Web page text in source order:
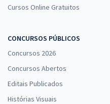
Cursos Online Gratuitos
CONCURSOS PÚBLICOS
Concursos 2026
Concursos Abertos
Editais Publicados
Histórias Visuais